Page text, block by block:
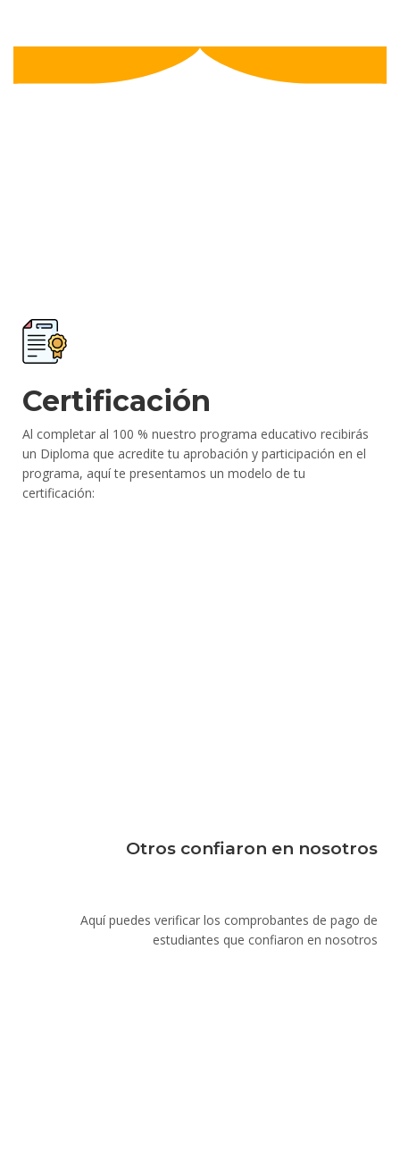
Certificación
Al completar al 100 % nuestro programa educativo recibirás
un Diploma que acredite tu aprobación y participación en el
programa, aquí te presentamos un modelo de tu
certificación:
Otros confiaron en nosotros
Aquí puedes verificar los comprobantes de pago de
estudiantes que confiaron en nosotros